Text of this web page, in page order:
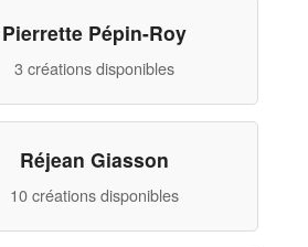
Pierrette Pépin-Roy
3 créations disponibles
Réjean Giasson
10 créations disponibles